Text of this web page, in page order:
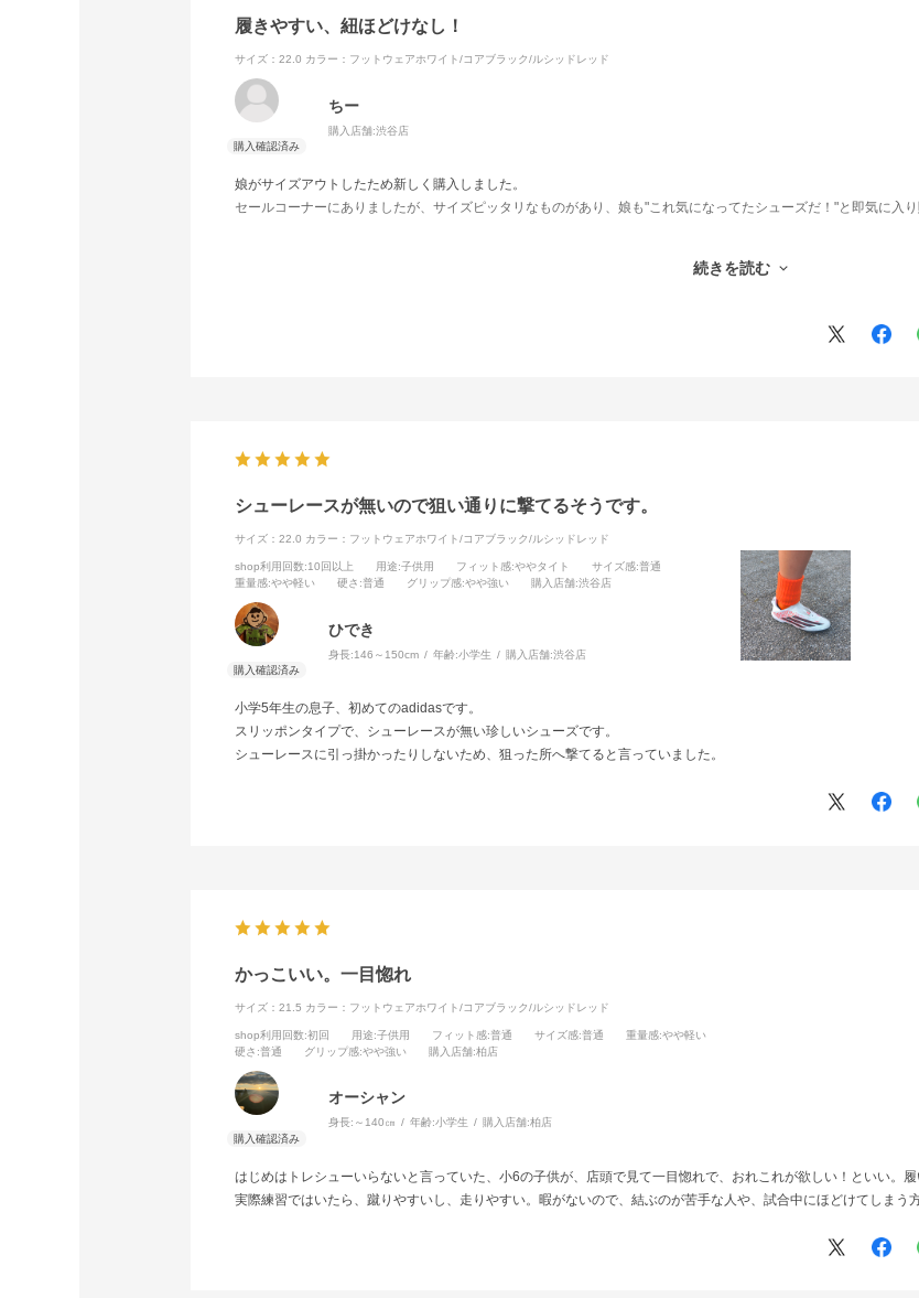
履きやすい、紐ほどけなし！
サイズ：22.0 カラー：フットウェアホワイト/コアブラック/ルシッドレッド
ちー
購入店舗:渋谷店
娘がサイズアウトしたため新しく購入しました。
セールコーナーにありましたが、サイズピッタリなものがあり、娘も"これ気になってたシューズだ！"と即気に入り
続きを読む
シューレースが無いので狙い通りに撃てるそうです。
サイズ：22.0 カラー：フットウェアホワイト/コアブラック/ルシッドレッド
shop利用回数:10回以上 用途:子供用 フィット感:ややタイト サイズ感:普通
重量感:やや軽い 硬さ :普通 グリップ感:やや強い 購入店舗:渋谷店
ひでき
身長:146～150cm 年齢:小学生 購入店舗:渋谷店
小学5年生の息子、初めてのadidasです。
スリッポンタイプで、シューレースが無い珍しいシューズです。
シューレースに引っ掛かったりしないため、狙った所へ撃てると言っていました。
かっこいい。一目惚れ
サイズ：21.5 カラー：フットウェアホワイト/コアブラック/ルシッドレッド
shop利用回数:初回 用途:子供用 フィット感:普通 サイズ感:普通 重量感:やや軽い
硬さ :普通 グリップ感:やや強い 購入店舗:柏店
オーシャン
身長: ～140㎝ 年齢:小学生 購入店舗:柏店
はじめはトレシューいらないと言っていた、小6の子供が、店頭で見て一目惚れで、おれこれが欲しい！といい。
実際練習ではいたら、蹴りやすいし、走りやすい。暇がないので、結ぶのが苦手な人や、試合中にほどけてしまう